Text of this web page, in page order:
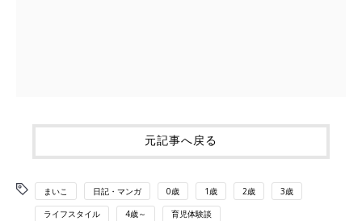
元記事へ戻る
まいこ 日記・マンガ 0歳 1歳 2歳 3歳
ライフスタイル 4歳～ 育児体験談